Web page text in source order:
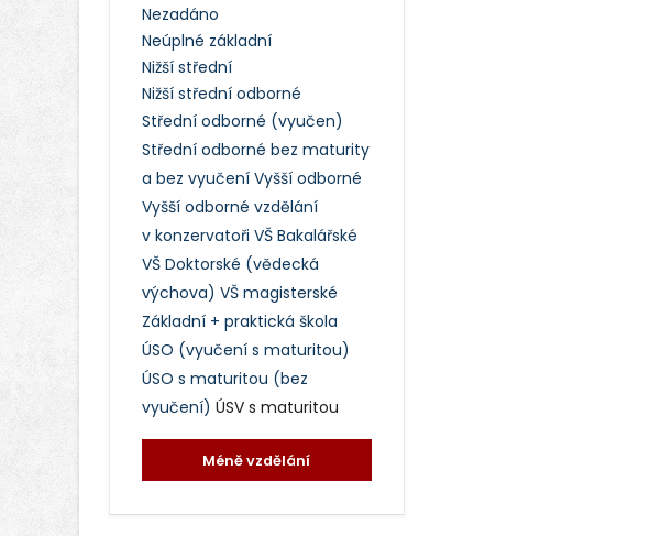
Nezadáno
Neúplné základní
Nižší střední
Nižší střední odborné
Střední odborné (vyučen)
Střední odborné bez maturity
a bez vyučení Vyšší odborné
Vyšší odborné vzdělání
v konzervatoři VŠ Bakalářské
VŠ Doktorské (vědecká
výchova) VŠ magisterské
Základní + praktická škola
ÚSO (vyučení s maturitou)
ÚSO s maturitou (bez
vyučení) ÚSV s maturitou
Méně vzdělání